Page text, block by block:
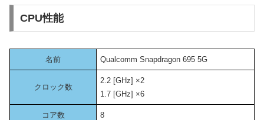
CPU性能
名前 Qualcomm Snapdragon 695 5G
クロック数
2.2 [GHz] ×2
1.7 [GHz] ×6
コア数 8